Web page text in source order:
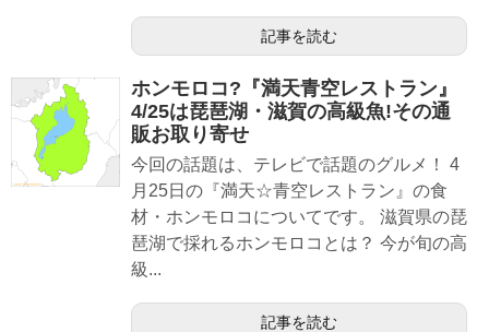
記事を読む
ホンモロコ?『満天青空レストラン』
4/25は琵琶湖・滋賀の高級魚!その通
販お取り寄せ
今回の話題は、テレビで話題のグルメ！ 4
月25日の『満天☆青空レストラン』の食
材・ホンモロコについてです。 滋賀県の琵
琶湖で採れるホンモロコとは？ 今が旬の高
級...
記事を読む